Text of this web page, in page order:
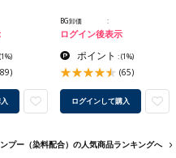
(1%)
BG卸価
ログイン後表示
ポイント :(1%)
(65)
ログインして購入
プー（染料配合）の人気商品ランキングへ